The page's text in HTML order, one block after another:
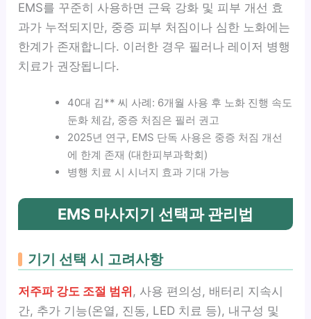
EMS를 꾸준히 사용하면 근육 강화 및 피부 개선 효
과가 누적되지만, 중증 피부 처짐이나 심한 노화에는
한계가 존재합니다. 이러한 경우 필러나 레이저 병행
치료가 권장됩니다.
40대 김** 씨 사례: 6개월 사용 후 노화 진행 속도
둔화 체감, 중증 처짐은 필러 권고
2025년 연구, EMS 단독 사용은 중증 처짐 개선
에 한계 존재 (대한피부과학회)
병행 치료 시 시너지 효과 기대 가능
EMS 마사지기 선택과 관리법
기기 선택 시 고려사항
저주파 강도 조절 범위 , 사용 편의성, 배터리 지속시
간, 추가 기능(온열, 진동, LED 치료 등), 내구성 및